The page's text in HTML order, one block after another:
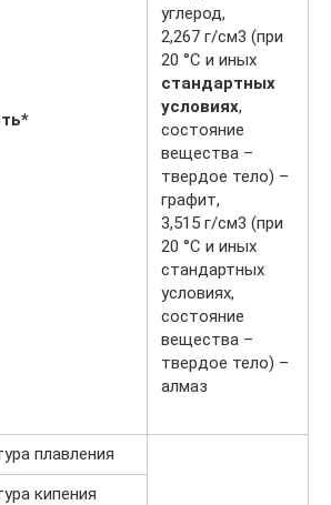
углерод,
2,267 г/см3 (при
20 °C и иных
стандартных
условиях,
состояние
вещества –
твердое тело) –
графит,
3,515 г/см3 (при
20 °C и иных
стандартных
условиях,
состояние
вещества –
твердое тело) –
алмаз
плавления
кипения